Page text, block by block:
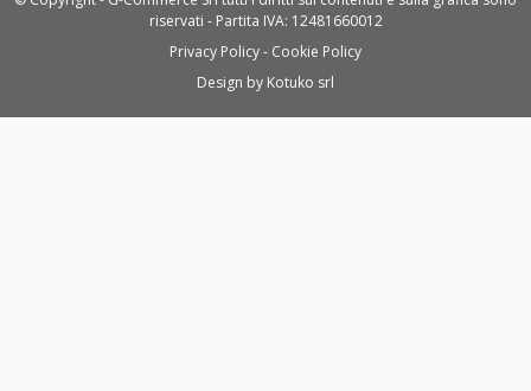
riservati - Partita IVA: 12481660012
Privacy Policy
Cookie Policy
Design by Kotuko srl